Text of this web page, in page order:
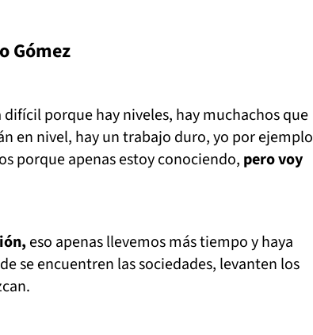
Gómez
porque hay niveles, hay muchachos que
en nivel, hay un trabajo duro, yo por ejemplo
porque apenas estoy conociendo, pero voy
eso apenas llevemos más tiempo y haya
se encuentren las sociedades, levanten los